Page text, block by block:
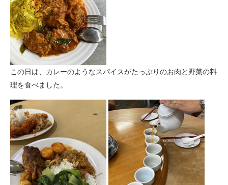
この日は、カレーのようなスパイスがたっぷりのお肉と野菜の料
理を食べました。